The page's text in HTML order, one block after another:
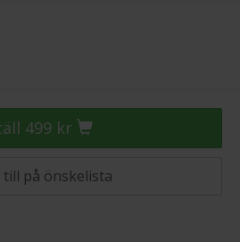
499 kr
till på önskelista